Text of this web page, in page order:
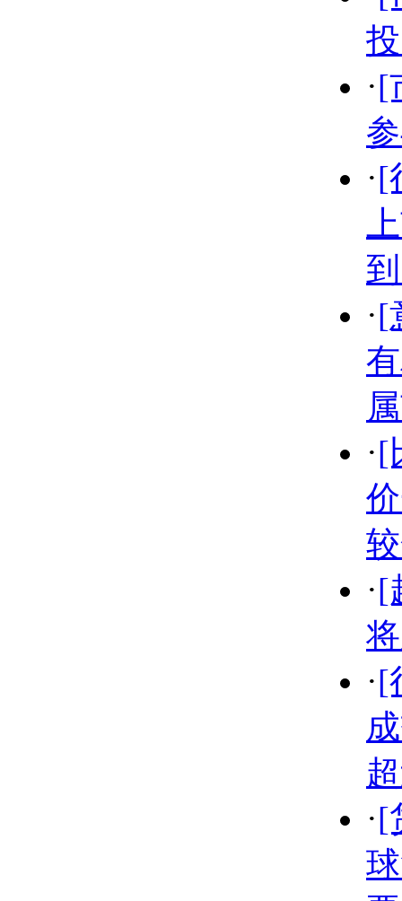
·[
·[
·[
·[
·[
·[
·[